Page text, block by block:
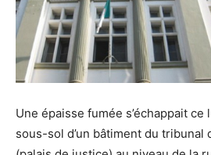
Une épaisse fumée s’échappait
sous-sol d’un bâtiment du tribunal